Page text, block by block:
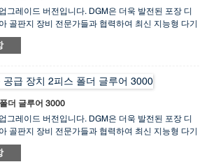
그레이드 버전입니다. DGM은 더욱 발전된 포장 디
골판지 장비 전문가들과 협력하여 최신 지능형 다기
를 개발했습니다. 이 기계는 기존의 상자 접기 및 접
접합 방식을 채택하여 공간과 비용을 절감하고, 고강
로 사용되며 물류 및 중량물 운송에 오랫동안 선호
성 등의 장점을 지닌 골판지 상자는 포장 기술의 빠
에 활용되고 있습니다. T-Fold Pro는 기존 접착기의
더 글루어 3000
그레이드 버전입니다. DGM은 더욱 발전된 포장 디
골판지 장비 전문가들과 협력하여 최신 지능형 다기
를 개발했습니다. 이 기계는 기존의 상자 접기 및 접
접합 방식을 채택하여 공간과 비용을 절감하고, 고강